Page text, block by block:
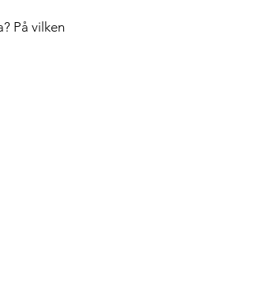
På vilken